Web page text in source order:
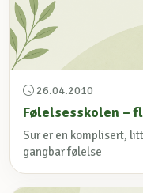
26.04.2010
Følelsesskolen –
Sur er en komplisert,
gangbar følelse